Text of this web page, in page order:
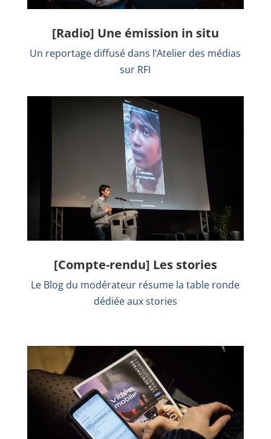
[Radio] Une émission in situ
Un reportage diffusé dans l’Atelier des médias
sur RFI
[Compte-rendu] Les stories
Le Blog du modérateur résume la table ronde
dédiée aux stories